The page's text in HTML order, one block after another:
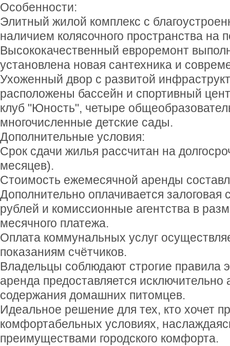
Особенности:
Элитный жилой комплекс с
наличием колясочного пространства на
Высококачественный евроремонт
установлена новая сантехника и
Ухоженный двор с развитой
расположены бассейн и спортивный
клуб "Юность", четыре
многочисленные детские сады.
Дополнительные условия:
Срок сдачи жилья рассчитан на
месяцев).
Стоимость ежемесячной аренды
Дополнительно оплачивается
рублей и комиссионные агентства в
месячного платежа.
Оплата коммунальных услуг
показаниям счётчиков.
Владельцы соблюдают строгие правила
аренда предоставляется
содержания домашних питомцев.
Идеальное решение для тех, кто хочет
комфортабельных условиях,
преимуществами городского комфорта.